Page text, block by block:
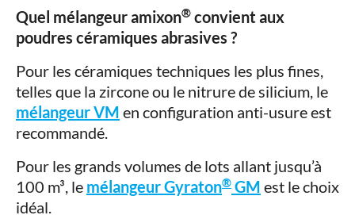
Quel mélangeur amixon® convient aux
poudres céramiques abrasives ?
Pour les céramiques techniques les plus fines,
telles que la zircone ou le nitrure de silicium, le
mélangeur VM en configuration anti-usure est
recommandé.
Pour les grands volumes de lots allant jusqu’à
100 m³, le mélangeur Gyraton® GM est le choix
idéal.